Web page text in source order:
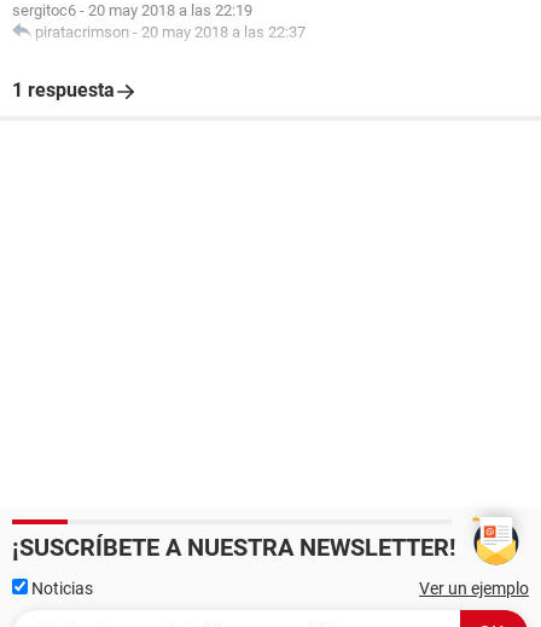
sergitoc6 - 20 may 2018 a las 22:19
piratacrimson - 20 may 2018 a las 22:37
1 respuesta
¡SUSCRÍBETE A NUESTRA NEWSLETTER!
Noticias Ver un ejemplo